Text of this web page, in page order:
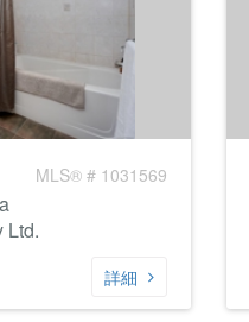
MLS® # 1031569
Ltd.
詳細